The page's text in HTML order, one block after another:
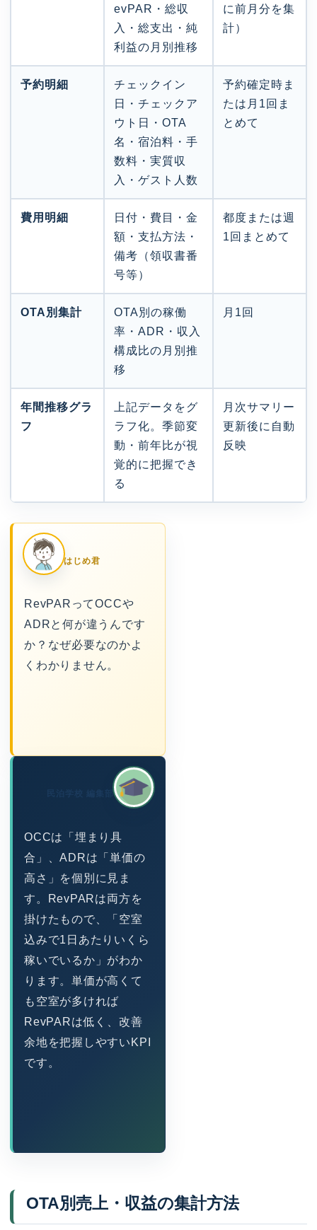
evPAR・総収
入・総支出・純
利益の月別推移
に前月分を集
計）
予約明細
チェックイン
日・チェックア
ウト日・OTA
名・宿泊料・手
数料・実質収
入・ゲスト人数
予約確定時ま
たは月1回ま
とめて
費用明細
日付・費目・金
額・支払方法・
備考（領収書番
号等）
都度または週
1回まとめて
OTA別集計
OTA別の稼働
率・ADR・収入
構成比の月別推
移
月1回
年間推移グラ
フ
上記データをグ
ラフ化。季節変
動・前年比が視
覚的に把握でき
る
月次サマリー
更新後に自動
反映
はじめ君
RevPARってOCCや
ADRと何が違うんです
か？なぜ必要なのかよ
くわかりません。
民泊学校 編集部
OCCは「埋まり具
合」、ADRは「単価の
高さ」を個別に見ま
す。RevPARは両方を
掛けたもので、「空室
込みで1日あたりいくら
稼いでいるか」がわか
ります。単価が高くて
も空室が多ければ
RevPARは低く、改善
余地を把握しやすいKPI
です。
OTA別売上・収益の集計方法